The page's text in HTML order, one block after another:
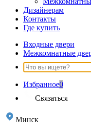
Дизайнерам
Контакты
Где купить
Входные двери
Межкомнатные
Избранное0
Связаться
Минск